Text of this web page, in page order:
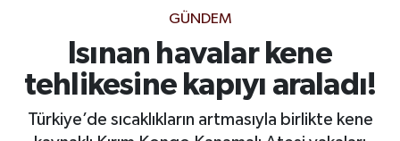
GÜNDEM
Isınan havalar kene
tehlikesine kapıyı araladı!
Türkiye’de sıcaklıkların artmasıyla birlikte kene
SPOR
SİYASET
Kahramanmaraş Trafik Yoğunluk Haritası
Süper Lig Puan Durumu ve Fikstür